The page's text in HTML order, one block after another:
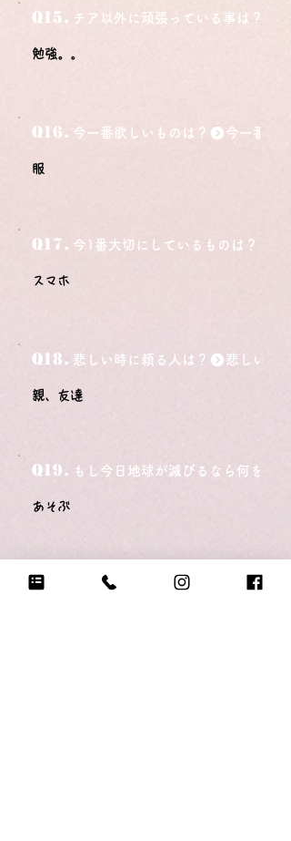
Q15. チア以外に頑張っている事は？
勉強。。
Q16. 今一番欲しいものは？
服
Q17. 今1番大切にしているものは？
スマホ
Q18. 悲しい時に頼る人は？
親、友達
Q19. もし今日地球が滅びるなら何をする
あそぶ
Q20. 自分のテンションが上がる写真